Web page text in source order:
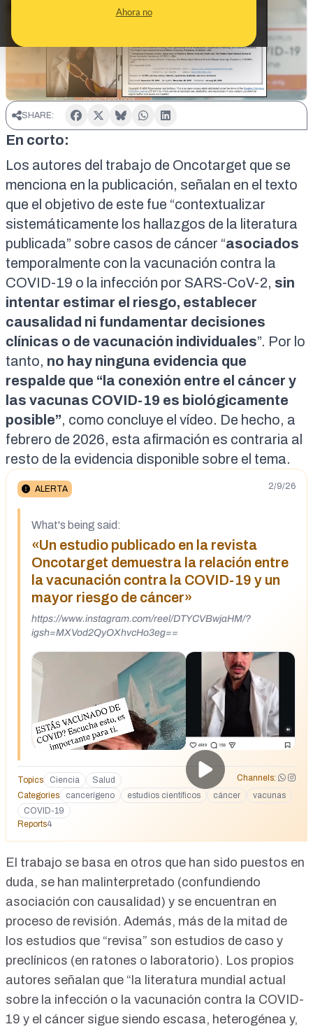
Ahora no
SHARE:
En corto:
Los autores del trabajo de Oncotarget que se
menciona en la publicación, señalan en el texto
que el objetivo de este fue “contextualizar
sistemáticamente los hallazgos de la literatura
publicada” sobre casos de cáncer “asociados
temporalmente con la vacunación contra la
COVID-19 o la infección por SARS-CoV-2, sin
intentar estimar el riesgo, establecer
causalidad ni fundamentar decisiones
clínicas o de vacunación individuales”. Por lo
tanto, no hay ninguna evidencia que
respalde que “la conexión entre el cáncer y
las vacunas COVID-19 es biológicamente
posible”, como concluye el vídeo. De hecho, a
febrero de 2026, esta afirmación es contraria al
resto de la evidencia disponible sobre el tema.
ALERTA 2/9/26
What's being said:
«Un estudio publicado en la revista
Oncotarget demuestra la relación entre
la vacunación contra la COVID-19 y un
mayor riesgo de cáncer»
https://www.instagram.com/reel/DTYCVBwjaHM/?
igsh=MXVod2QyOXhvcHo3eg==
Topics Ciencia Salud
Channels:
Categories
cancerígeno estudios científicos cáncer
vacunas
COVID-19
Reports4
El trabajo se basa en otros que han sido puestos en
duda, se han malinterpretado (confundiendo
asociación con causalidad) y se encuentran en
proceso de revisión. Además, más de la mitad de
los estudios que “revisa” son estudios de caso y
preclínicos (en ratones o laboratorio). Los propios
autores señalan que “la literatura mundial actual
sobre la infección o la vacunación contra la COVID-
19 y el cáncer sigue siendo escasa, heterogénea y,